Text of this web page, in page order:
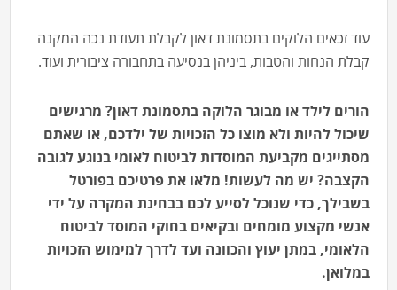
עוד זכאים הלוקים בתסמונת דאון לקבלת תעודת נכה המקנה
קבלת הנחות והטבות, ביניהן בנסיעה בתחבורה ציבורית ועוד.
הורים לילד או מבוגר הלוקה בתסמונת דאון? מרגישים
שיכול להיות ולא מוצו כל הזכויות של ילדכם, או שאתם
מסתייגים מקביעת המוסדות לביטוח לאומי בנוגע לגובה
הקצבה? יש מה לעשות! מלאו את פרטיכם בפורטל
בשבילך, כדי שנוכל לסייע לכם בבחינת המקרה על ידי
אנשי מקצוע מומחים ובקיאים בחוקי המוסד לביטוח
הלאומי, במתן יעוץ והכוונה ועד לדרך למימוש הזכויות
במלואן.